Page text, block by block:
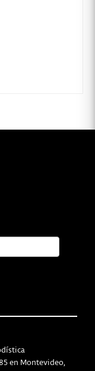
en Montevideo,